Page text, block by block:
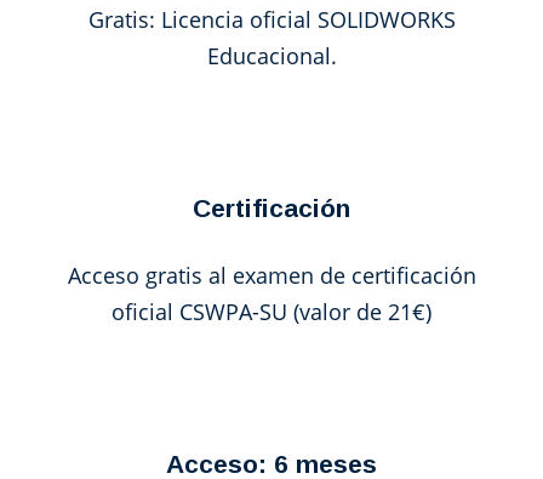
Gratis: Licencia oficial SOLIDWORKS
Educacional.
Certificación
Acceso gratis al examen de certificación
oficial CSWPA-SU (valor de 21€)
Acceso: 6 meses